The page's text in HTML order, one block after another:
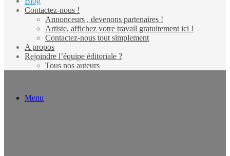
Contactez-nous !
Annonceurs , devenons partenaires !
Artiste, affichez votre travail gratuitement ici !
Contactez-nous tout simplement
A propos
Rejoindre l’équipe éditoriale ?
Tous nos auteurs
Menu